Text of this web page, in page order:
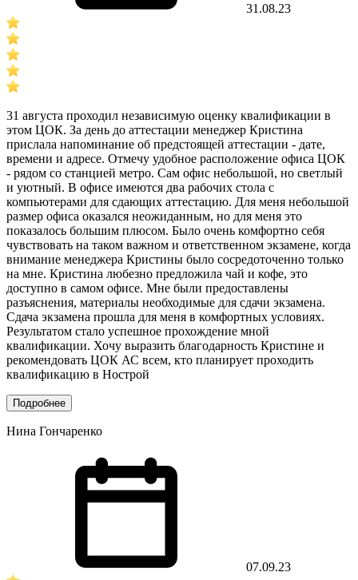
31.08.23
31 августа проходил независимую оценку квалификации в
этом ЦОК. За день до аттестации менеджер Кристина
прислала напоминание об предстоящей аттестации - дате,
времени и адресе. Отмечу удобное расположение офиса ЦОК
- рядом со станцией метро. Сам офис небольшой, но светлый
и уютный. В офисе имеются два рабочих стола с
компьютерами для сдающих аттестацию. Для меня небольшой
размер офиса оказался неожиданным, но для меня это
показалось большим плюсом. Было очень комфортно себя
чувствовать на таком важном и ответственном экзамене, когда
внимание менеджера Кристины было сосредоточенно только
на мне. Кристина любезно предложила чай и кофе, это
доступно в самом офисе. Мне были предоставлены
разъяснения, материалы необходимые для сдачи экзамена.
Сдача экзамена прошла для меня в комфортных условиях.
Результатом стало успешное прохождение мной
квалификации. Хочу выразить благодарность Кристине и
рекомендовать ЦОК АС всем, кто планирует проходить
квалификацию в Нострой
Подробнее
Нина Гончаренко
07.09.23